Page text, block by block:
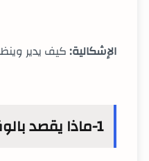
الإشكالية:كيف يدير
1- ماذا يقصد